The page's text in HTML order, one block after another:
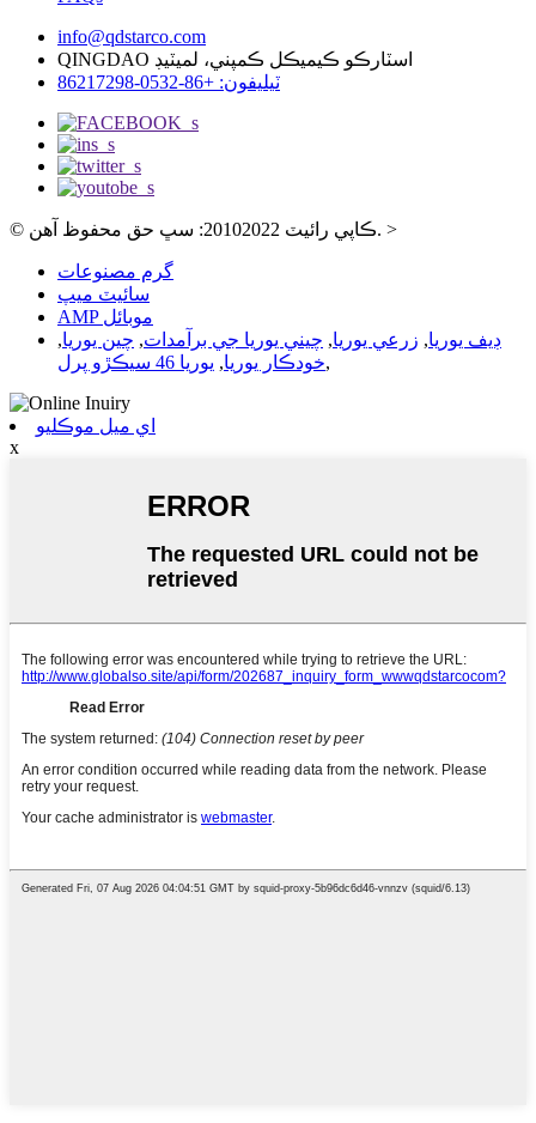
info@qdstarco.com
QINGDAO اسٽارڪو ڪيميڪل ڪمپني، لميٽيڊ
ٽيليفون: +86-0532-86217298
© ڪاپي رائيٽ 20102022: سڀ حق محفوظ آهن. >
گرم مصنوعات
سائيٽ ميپ
AMP موبائل
ڊيف يوريا, زرعي يوريا, چيني يوريا جي برآمدات, چين يوريا,
خودڪار يوريا, يوريا 46 سيڪڙو پرل ,
اي ميل موڪليو
x